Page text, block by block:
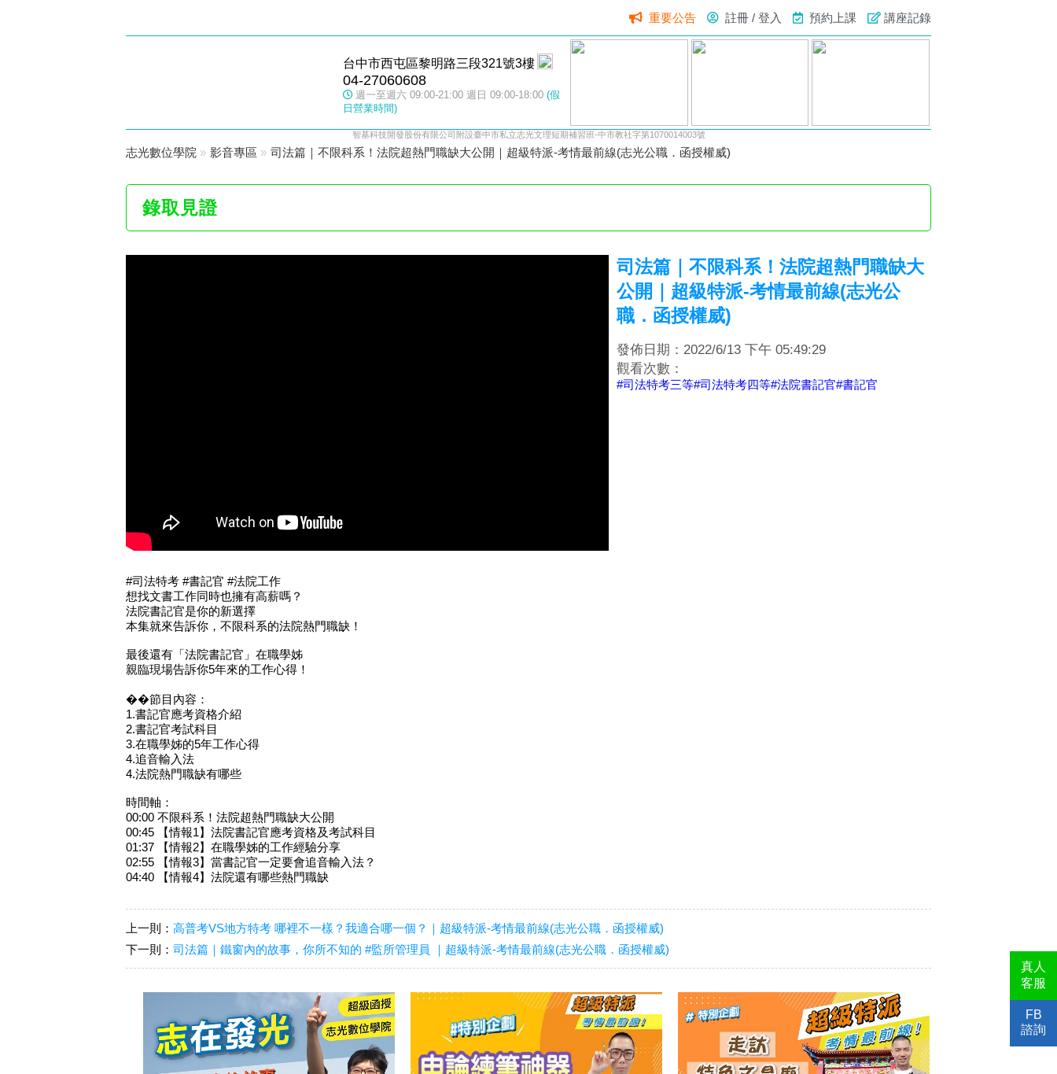
重要公告 註冊 / 登入 預約上課 講座記錄
台中市西屯區黎明路三段321號3樓
04-27060608
週一至週六 09:00-21:00 週日 09:00-18:00 (假
日營業時間)
真人
客服
FB
諮詢
智基科技開發股份有限公司附設臺中市私立志光文理短期補習班-中市教社字第1070014003號
志光數位學院 » 影音專區 » 司法篇｜不限科系！法院超熱門職缺大公開｜超級特派-考情最前線(志光公職．函授權威)
錄取見證
司法篇｜不限科系！法院超熱門職缺大
公開｜超級特派-考情最前線(志光公
職．函授權威)
發佈日期：2022/6/13 下午 05:49:29
觀看次數：
#司法特考三等#司法特考四等#法院書記官#書記官
#司法特考​​ #書記官 #法院工作
想找文書工作同時也擁有高薪嗎？
法院書記官是你的新選擇
本集就來告訴你，不限科系的法院熱門職缺！
最後還有「法院書記官」在職學姊
親臨現場告訴你5年來的工作心得！
��節目內容：
1.書記官應考資格介紹
2.書記官考試科目
3.在職學姊的5年工作心得
4.追音輸入法
4.法院熱門職缺有哪些
時間軸：
00:00 不限科系！法院超熱門職缺大公開
00:45​ 【情報1】法院書記官應考資格及考試科目
01:37​ 【情報2】在職學姊的工作經驗分享
02:55​ 【情報3】當書記官一定要會追音輸入法？
04:40 【情報4】法院還有哪些熱門職缺
上一則： 高普考VS地方特考 哪裡不一樣？我適合哪一個？｜超級特派-考情最前線(志光公職．函授權威)
下一則： 司法篇｜鐵窗內的故事，你所不知的 #監所管理員 ｜超級特派-考情最前線(志光公職．函授權威)